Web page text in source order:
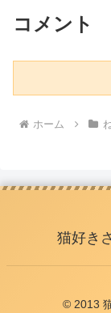
コメント
ホーム
猫好き
© 2013